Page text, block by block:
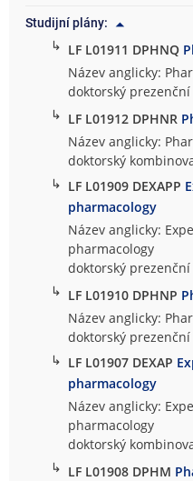
Studijní plány:
↳ LF L01911 DPHNQ
Název anglicky:
doktorský prezenční
↳ LF L01912 DPHNR
Název anglicky:
doktorský
↳ LF L01909 DEXAPP
pharmacology
Název anglicky:
pharmacology
doktorský
↳ LF L01910 DPHNP
Název anglicky:
doktorský
↳ LF L01907 DEXAP
pharmacology
Název anglicky:
pharmacology
doktorský
↳ LF L01908 DPHM